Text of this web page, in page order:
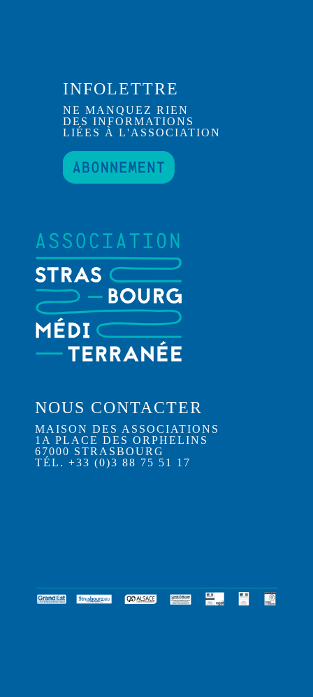
INFOLETTRE
NE MANQUEZ RIEN
DES INFORMATIONS
LIÉES À L'ASSOCIATION
NOUS CONTACTER
MAISON DES ASSOCIATIONS
1A PLACE DES ORPHELINS
67000 STRASBOURG
TÉL. +33 (0)3 88 75 51 17